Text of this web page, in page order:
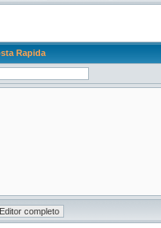
Rapida